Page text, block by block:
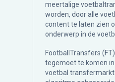
meertalige
worden, door alle
content te laten zien
onderwerp in de
FootballTransfers
tegemoet te komen
voetbal